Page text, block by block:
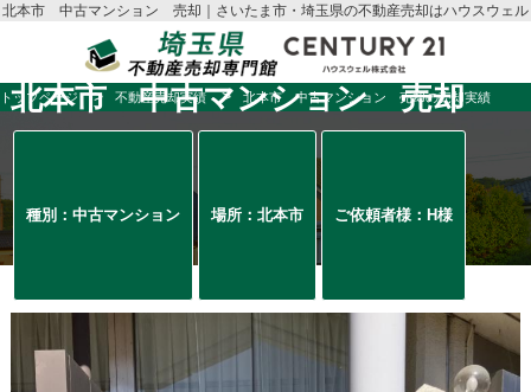
北本市 中古マンション 売却｜さいたま市・埼玉県の不動産売却はハウスウェル
トップページ 不動産売却実績 北本市 中古マンション 売却の売却実績
北本市 中古マンション 売却
種別：中古マンション 場所：北本市 ご依頼者様：H様